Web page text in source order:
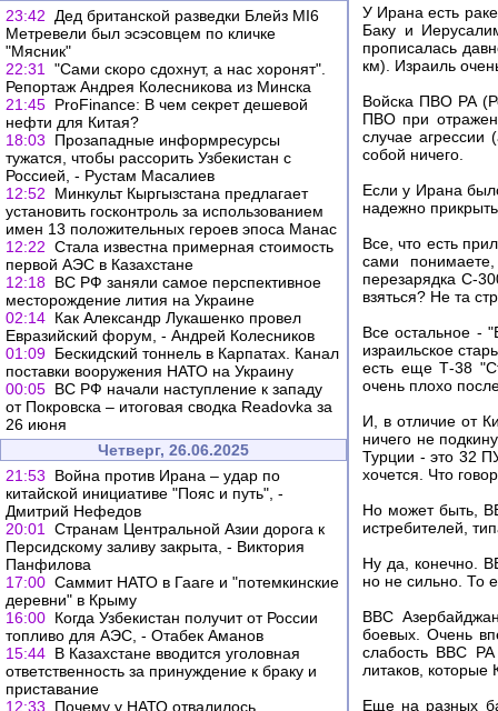
23:42
Дед британской разведки Блейз MI6
Метревели был эсэсовцем по кличке
"Мясник"
22:31
"Сами скоро сдохнут, а нас хоронят".
Репортаж Андрея Колесникова из Минска
21:45 ProFinance: В чем секрет дешевой
нефти для Китая?
18:03
Прозападные информресурсы
тужатся, чтобы рассорить Узбекистан с
Россией, - Рустам Масалиев
12:52
Минкульт Кыргызстана предлагает
установить госконтроль за использованием
имен 13 положительных героев эпоса Манас
12:22 Стала известна примерная стоимость
первой АЭС в Казахстане
12:18 ВС РФ заняли самое перспективное
месторождение лития на Украине
02:14 Как Александр Лукашенко провел
Евразийский форум, - Андрей Колесников
01:09 Бескидский тоннель в Карпатах. Канал
поставки вооружения НАТО на Украину
00:05 ВС РФ начали наступление к западу
от Покровска – итоговая сводка Readovka за
26 июня
Четверг, 26.06.2025
21:53
Война против Ирана – удар по
китайской инициативе "Пояс и путь", -
Дмитрий Нефедов
20:01
Странам Центральной Азии дорога к
Персидскому заливу закрыта, - Виктория
Панфилова
17:00 Саммит НАТО в Гааге и "потемкинские
деревни" в Крыму
16:00 Когда Узбекистан получит от России
топливо для АЭС, - Отабек Аманов
15:44 В Казахстане вводится уголовная
ответственность за принуждение к браку и
приставание
12:33
Почему у НАТО отвалилось
У Ирана есть
Баку и
прописалась
км). Израиль
Войска ПВО РА
ПВО при
случае агрессии
собой ничего.
Если у Ирана
надежно
Все, что есть
сами
перезарядка С-
взяться? Не та
Все остальное -
израильское
есть еще Т-38
очень плохо
И, в отличие от
ничего не
Турции - это 32
хочется. Что
Но может быть,
истребителей,
Ну да, конечно.
но не сильно. То
ВВС
боевых. Очень
слабость ВВС РА
литаков, которые
Еще на разных